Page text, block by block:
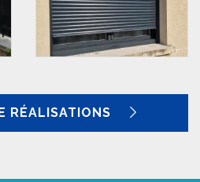
RÉALISATIONS